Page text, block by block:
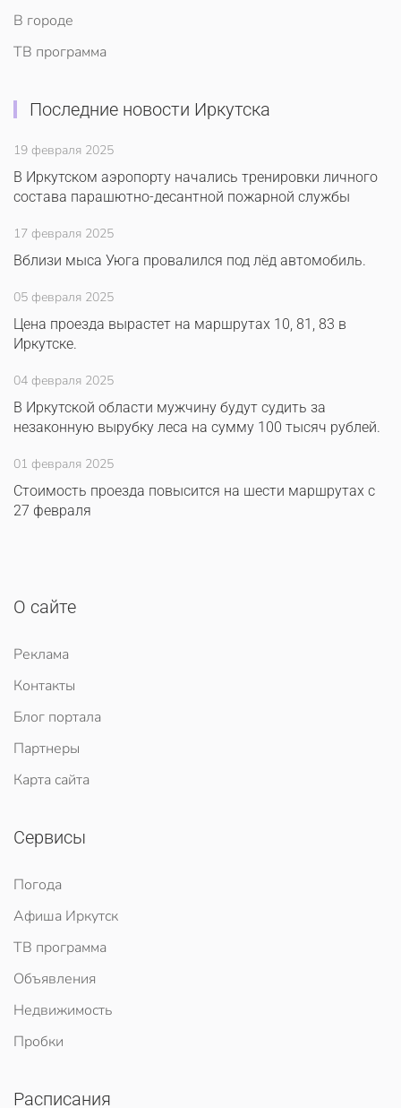
В городе
ТВ программа
Последние новости Иркутска
19 февраля 2025
В Иркутском аэропорту начались тренировки личного
состава парашютно-десантной пожарной службы
17 февраля 2025
Вблизи мыса Уюга провалился под лёд автомобиль.
05 февраля 2025
Цена проезда вырастет на маршрутах 10, 81, 83 в
Иркутске.
04 февраля 2025
В Иркутской области мужчину будут судить за
незаконную вырубку леса на сумму 100 тысяч рублей.
01 февраля 2025
Стоимость проезда повысится на шести маршрутах с
27 февраля
О сайте
Реклама
Контакты
Блог портала
Партнеры
Карта сайта
Сервисы
Погода
Афиша Иркутск
ТВ программа
Объявления
Недвижимость
Пробки
Расписания